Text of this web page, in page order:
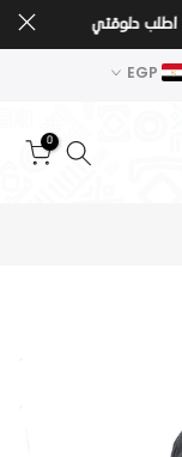
اطلب دلوقتي
EGP
0